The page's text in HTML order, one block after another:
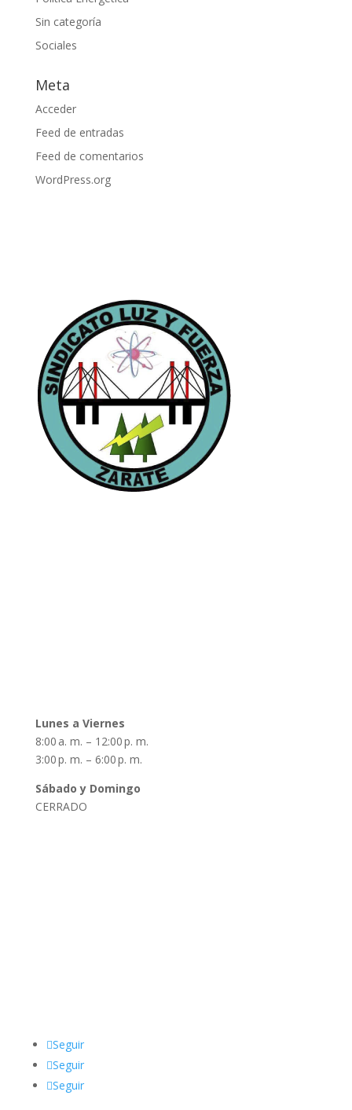
Sin categoría
Sociales
Meta
Acceder
Feed de entradas
Feed de comentarios
WordPress.org
Lunes a Viernes
8:00 a. m. – 12:00 p. m.
3:00 p. m. – 6:00 p. m.
Sábado y Domingo
CERRADO
Seguir
Seguir
Seguir